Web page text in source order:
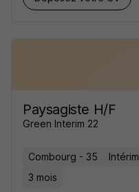
Paysagiste H/F
Green Interim 22
Combourg - 35 Intérim
3 mois